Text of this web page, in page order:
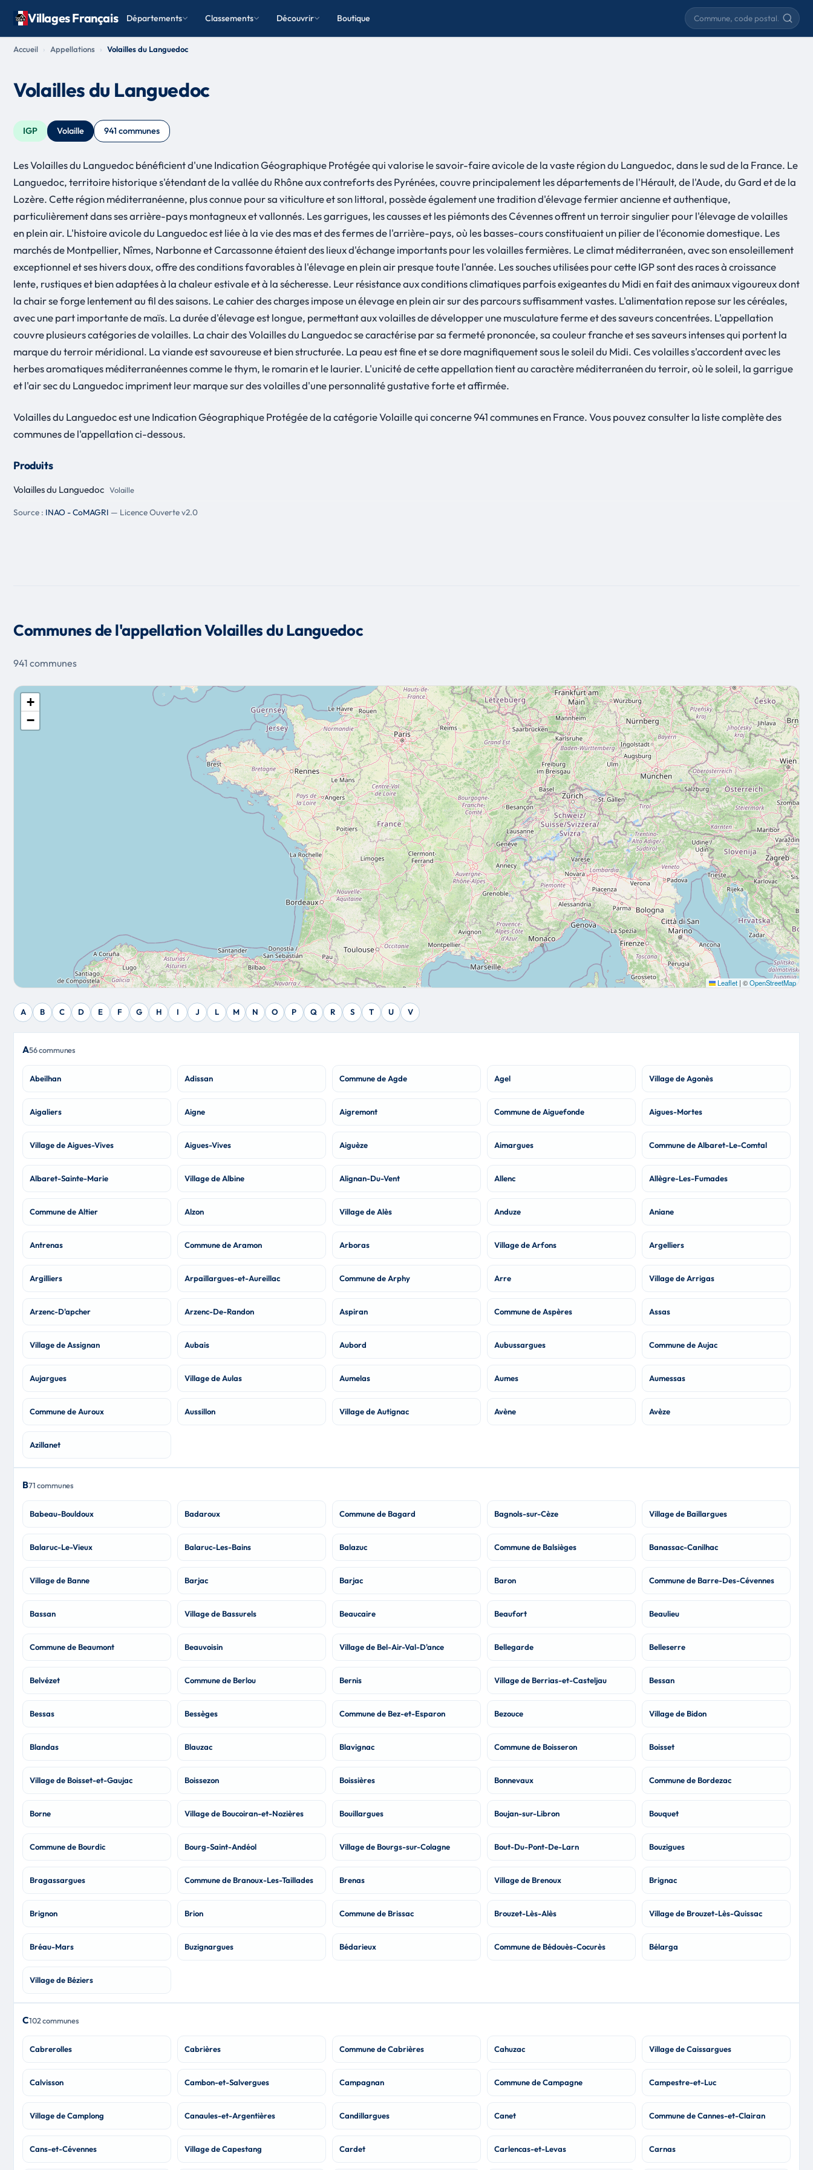
Villages Français Départements Classements Découvrir Boutique
Rechercher une commune
Accueil Appellations Volailles du Languedoc
Volailles du Languedoc
IGP Volaille 941 communes
Les Volailles du Languedoc bénéficient d'une Indication Géographique Protégée qui valorise le savoir-faire avicole de la vaste région du Languedoc, dans le sud de la France. Le
Languedoc, territoire historique s'étendant de la vallée du Rhône aux contreforts des Pyrénées, couvre principalement les départements de l'Hérault, de l'Aude, du Gard et de la
Lozère. Cette région méditerranéenne, plus connue pour sa viticulture et son littoral, possède également une tradition d'élevage fermier ancienne et authentique,
particulièrement dans ses arrière-pays montagneux et vallonnés. Les garrigues, les causses et les piémonts des Cévennes offrent un terroir singulier pour l'élevage de volailles
en plein air. L'histoire avicole du Languedoc est liée à la vie des mas et des fermes de l'arrière-pays, où les basses-cours constituaient un pilier de l'économie domestique. Les
marchés de Montpellier, Nîmes, Narbonne et Carcassonne étaient des lieux d'échange importants pour les volailles fermières. Le climat méditerranéen, avec son ensoleillement
exceptionnel et ses hivers doux, offre des conditions favorables à l'élevage en plein air presque toute l'année. Les souches utilisées pour cette IGP sont des races à croissance
lente, rustiques et bien adaptées à la chaleur estivale et à la sécheresse. Leur résistance aux conditions climatiques parfois exigeantes du Midi en fait des animaux vigoureux dont
la chair se forge lentement au fil des saisons. Le cahier des charges impose un élevage en plein air sur des parcours suffisamment vastes. L'alimentation repose sur les céréales,
avec une part importante de maïs. La durée d'élevage est longue, permettant aux volailles de développer une musculature ferme et des saveurs concentrées. L'appellation
couvre plusieurs catégories de volailles. La chair des Volailles du Languedoc se caractérise par sa fermeté prononcée, sa couleur franche et ses saveurs intenses qui portent la
marque du terroir méridional. La viande est savoureuse et bien structurée. La peau est fine et se dore magnifiquement sous le soleil du Midi. Ces volailles s'accordent avec les
herbes aromatiques méditerranéennes comme le thym, le romarin et le laurier. L'unicité de cette appellation tient au caractère méditerranéen du terroir, où le soleil, la garrigue
et l'air sec du Languedoc impriment leur marque sur des volailles d'une personnalité gustative forte et affirmée.
Volailles du Languedoc est une Indication Géographique Protégée de la catégorie Volaille qui concerne 941 communes en France. Vous pouvez consulter la liste complète des
communes de l'appellation ci-dessous.
Produits
Volailles du Languedoc Volaille
Source : INAO - CoMAGRI — Licence Ouverte v2.0
Communes de l'appellation Volailles du Languedoc
941 communes
+
−
Leaflet | ©OpenStreetMap
A B C D E F G H I J L M N O P Q R S T U V
A56 communes
Abeilhan Adissan Commune de Agde Agel Village de Agonès
Aigaliers Aigne Aigremont Commune de Aiguefonde Aigues-Mortes
Village de Aigues-Vives Aigues-Vives Aiguèze Aimargues Commune de Albaret-Le-Comtal
Albaret-Sainte-Marie Village de Albine Alignan-Du-Vent Allenc Allègre-Les-Fumades
Commune de Altier Alzon Village de Alès Anduze Aniane
Antrenas Commune de Aramon Arboras Village de Arfons Argelliers
Argilliers Arpaillargues-et-Aureillac Commune de Arphy Arre Village de Arrigas
Arzenc-D'apcher Arzenc-De-Randon Aspiran Commune de Aspères Assas
Village de Assignan Aubais Aubord Aubussargues Commune de Aujac
Aujargues Village de Aulas Aumelas Aumes Aumessas
Commune de Auroux Aussillon Village de Autignac Avène Avèze
Azillanet
B71 communes
Babeau-Bouldoux Badaroux Commune de Bagard Bagnols-sur-Cèze Village de Baillargues
Balaruc-Le-Vieux Balaruc-Les-Bains Balazuc Commune de Balsièges Banassac-Canilhac
Village de Banne Barjac Barjac Baron Commune de Barre-Des-Cévennes
Bassan Village de Bassurels Beaucaire Beaufort Beaulieu
Commune de Beaumont Beauvoisin Village de Bel-Air-Val-D'ance Bellegarde Belleserre
Belvézet Commune de Berlou Bernis Village de Berrias-et-Casteljau Bessan
Bessas Bessèges Commune de Bez-et-Esparon Bezouce Village de Bidon
Blandas Blauzac Blavignac Commune de Boisseron Boisset
Village de Boisset-et-Gaujac Boissezon Boissières Bonnevaux Commune de Bordezac
Borne Village de Boucoiran-et-Nozières Bouillargues Boujan-sur-Libron Bouquet
Commune de Bourdic Bourg-Saint-Andéol Village de Bourgs-sur-Colagne Bout-Du-Pont-De-Larn Bouzigues
Bragassargues Commune de Branoux-Les-Taillades Brenas Village de Brenoux Brignac
Brignon Brion Commune de Brissac Brouzet-Lès-Alès Village de Brouzet-Lès-Quissac
Bréau-Mars Buzignargues Bédarieux Commune de Bédouès-Cocurès Bélarga
Village de Béziers
C102 communes
Cabrerolles Cabrières Commune de Cabrières Cahuzac Village de Caissargues
Calvisson Cambon-et-Salvergues Campagnan Commune de Campagne Campestre-et-Luc
Village de Camplong Canaules-et-Argentières Candillargues Canet Commune de Cannes-et-Clairan
Cans-et-Cévennes Village de Capestang Cardet Carlencas-et-Levas Carnas